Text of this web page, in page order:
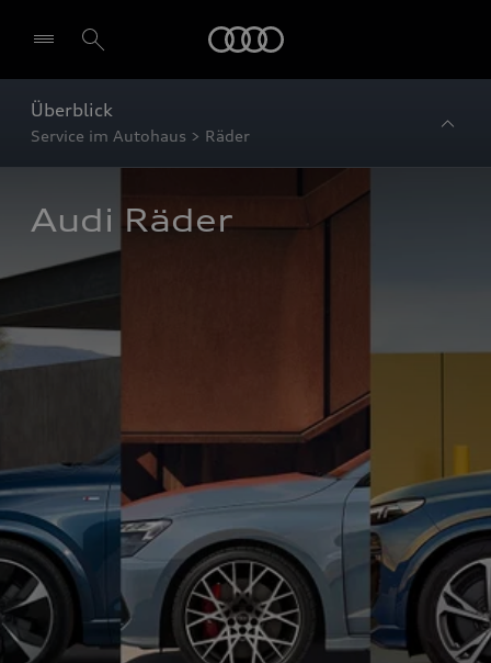
Überblick
Service im Autohaus > Räder
Audi Räder